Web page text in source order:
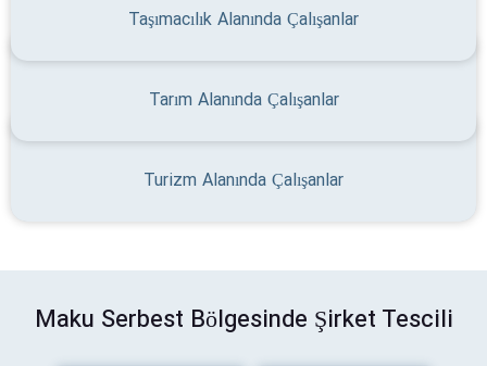
Taşımacılık Alanında Çalışanlar
Tarım Alanında Çalışanlar
Turizm Alanında Çalışanlar
Maku Serbest Bölgesinde Şirket Tescili